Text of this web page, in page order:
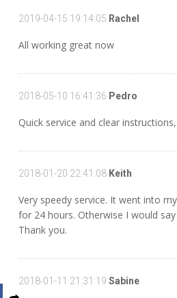
2019-04-15 19:14:05 Rachel
All working great now
2018-05-10 16:41:36 Pedro
Quick service and clear
2018-01-20 22:41:08 Keith
Very speedy service. It went into
for 24 hours. Otherwise I would
Thank you.
2018-01-11 21:31:19 Sabine